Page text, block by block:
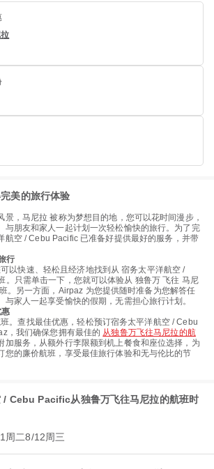
美的旅行体验
景，马尼拉 被称为梦想目的地，您可以花时间漫步，
与朋友和家人一起计划一次轻松愉快的旅行。为了完
航空 / Cebu Pacific 已准备好提供最好的服务，并带
行
以快速、轻松且经济地找到从 宿务太平洋航空 /
。只需单击一下，您就可以体验从 独鲁万 飞往 马尼
。另一方面，Airpaz 为您提供随时准备为您解答任
与家人一起享受愉快的假期，无需担心旅行计划。
。查找最佳优惠，轻松预订宿务太平洋航空 / Cebu
，我们确保您拥有最佳的 从独鲁万飞往马尼拉的航
加服务，从额外行李限额到机上餐食和座位选择，为
您的廉价航班，享受最佳旅行体验和无与伦比的节
/ Cebu Pacific从独鲁万飞往马尼拉的航班时
周二8/12周三